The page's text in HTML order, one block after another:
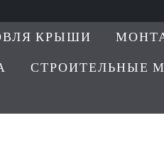
КРЫШИ
СТРОИТЕЛЬНЫЕ